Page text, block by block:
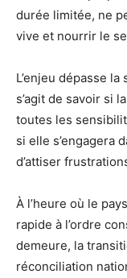
durée limitée, ne
vive et nourrir le
L’enjeu dépasse
s’agit de savoir si
toutes les
si elle s’engagera
d’attiser
À l’heure où le
rapide à l’ordre
demeure, la
réconciliation